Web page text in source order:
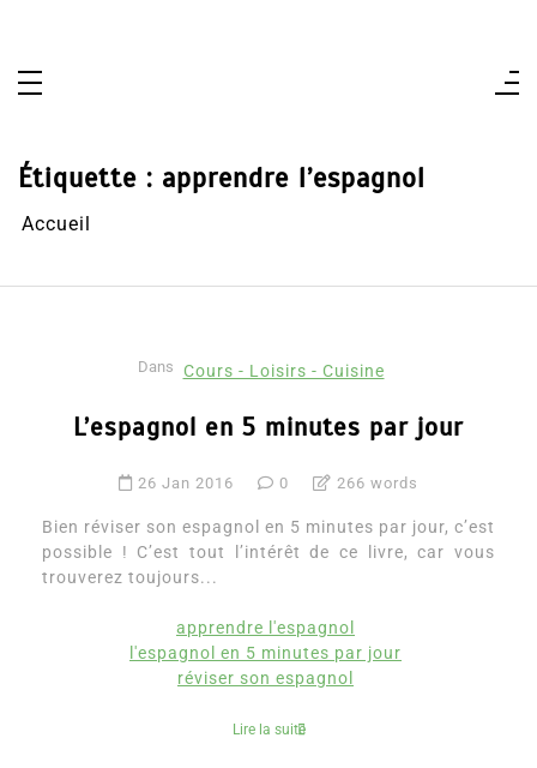
Étiquette : apprendre l’espagnol
Accueil
Dans Cours - Loisirs - Cuisine
L’espagnol en 5 minutes par jour
26 Jan 2016 0 266 words
Bien réviser son espagnol en 5 minutes par jour, c’est
possible ! C’est tout l’intérêt de ce livre, car vous
trouverez toujours...
apprendre l'espagnol
l'espagnol en 5 minutes par jour
réviser son espagnol
Lire la suite